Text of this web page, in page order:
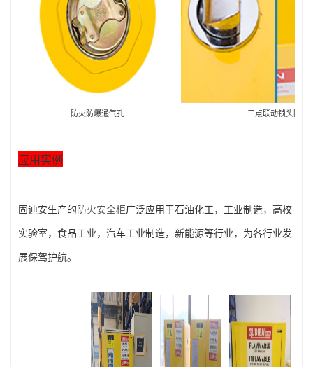
防火防爆通气孔 三点联动锁头防
应用实例
固迪安生产的防火安全柜广泛应用于石油化工，工业制造，高校
实验室，食品工业，汽车工业制造，新能源等行业，为各行业发
展保驾护航。